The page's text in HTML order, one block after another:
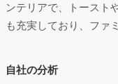
ンテリアで、トースト
も充実しており、ファ
自社の分析